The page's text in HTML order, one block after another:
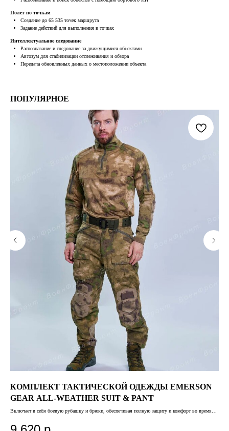
Полет по точкам
Создание до 65 535 точек маршрута
Задание действий для выполнения в точках
Интеллектуальное следование
Распознавание и следование за движущимися объектами
Автозум для стабилизации отслеживания и обзора
Передача обновленных данных о местоположении объекта
ПОПУЛЯРНОЕ
КОМПЛЕКТ ТАКТИЧЕСКОЙ ОДЕЖДЫ EMERSON
GEAR ALL-WEATHER SUIT & PANT
Включает в себя боевую рубашку и брюки, обеспечивая полную защиту и комфорт во время